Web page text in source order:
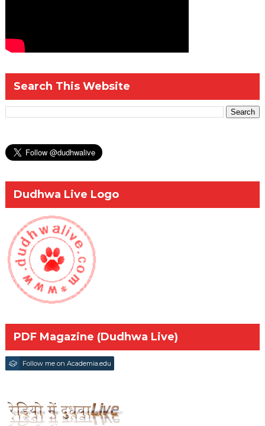
Search This Website
Dudhwa Live Logo
PDF Magazine (Dudhwa Live)
Follow me on Academia.edu